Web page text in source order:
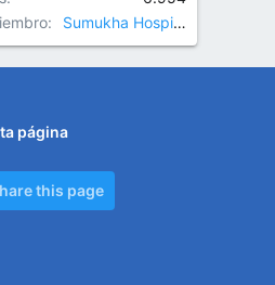
Sumukha Hospitals
página
this page